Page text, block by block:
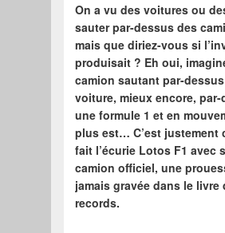
On a vu des voitures ou
sauter par-dessus des
mais que diriez-vous si
produisait ? Eh oui,
camion sautant par-
voiture, mieux encore,
une formule 1 et en
plus est… C’est justement
fait l’écurie Lotos F1 avec
camion officiel, une
jamais gravée dans le livre
records.